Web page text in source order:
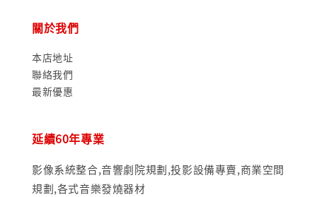
關於我們
本店地址
聯絡我們
最新優惠
延續60年專業
影像系統整合,音響劇院規劃,投影設備專賣,商業空間
規劃,各式音樂發燒器材